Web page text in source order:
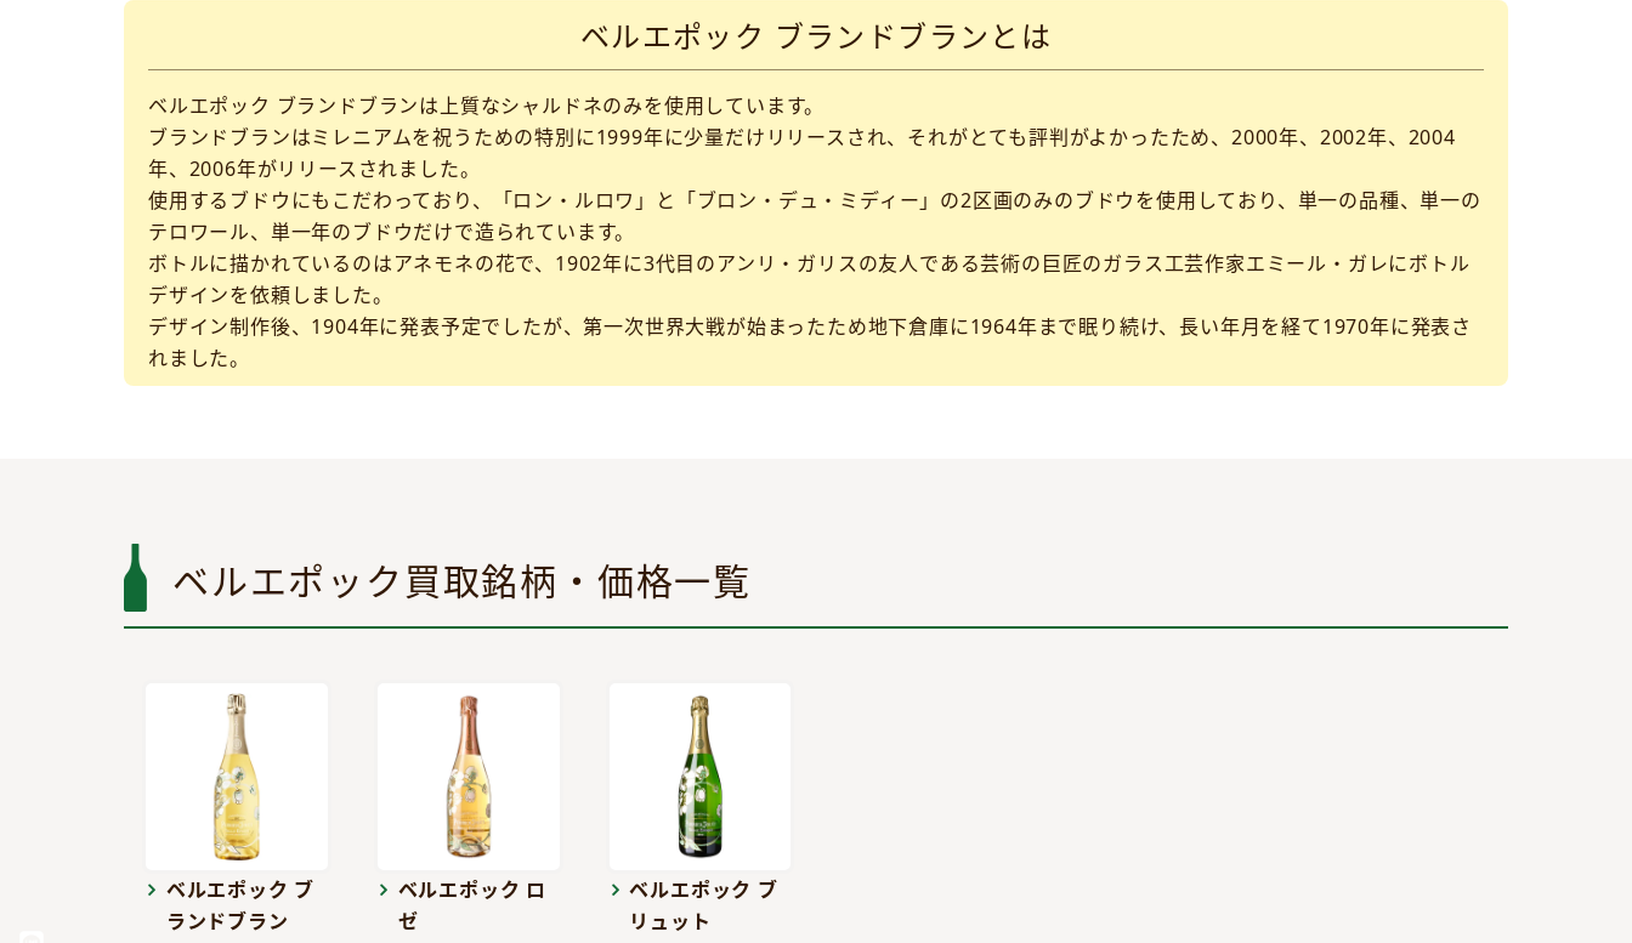
ベルエポック ブランドブランとは
ベルエポック ブランドブランは上質なシャルドネのみを使用しています。
ブランドブランはミレニアムを祝うための特別に1999年に少量だけリリースされ、それがとても評判がよかったため、2000年、2002年、2004
年、2006年がリリースされました。
使用するブドウにもこだわっており、「ロン・ルロワ」と「ブロン・デュ・ミディー」の2区画のみのブドウを使用しており、単一の品種、単一の
テロワール、単一年のブドウだけで造られています。
ボトルに描かれているのはアネモネの花で、1902年に3代目のアンリ・ガリスの友人である芸術の巨匠のガラス工芸作家エミール・ガレにボトル
デザインを依頼しました。
デザイン制作後、1904年に発表予定でしたが、第一次世界大戦が始まったため地下倉庫に1964年まで眠り続け、長い年月を経て1970年に発表さ
れました。
ベルエポック買取銘柄・価格一覧
ベルエポック ブ
ランドブラン
ベルエポック ロ
ゼ
ベルエポック ブ
リュット